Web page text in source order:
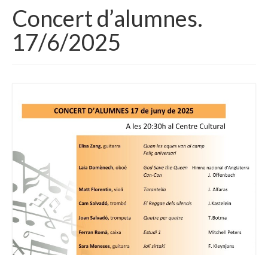
Escola
Sobre nosaltres
Pla d’estudis
Calendari escolar
Documentació
AFA
Lloguer d’instruments
Taxes
Concert d’alumnes.
17/6/2025